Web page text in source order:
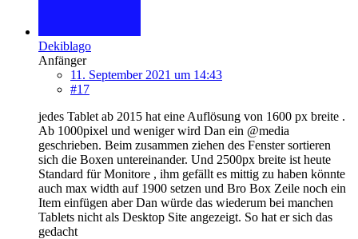
Dekiblago
Anfänger
11. September 2021 um 14:43
#17
jedes Tablet ab 2015 hat eine Auflösung von 1600 px breite .
Ab 1000pixel und weniger wird Dan ein @media
geschrieben. Beim zusammen ziehen des Fenster sortieren
sich die Boxen untereinander. Und 2500px breite ist heute
Standard für Monitore , ihm gefällt es mittig zu haben könnte
auch max width auf 1900 setzen und Bro Box Zeile noch ein
Item einfügen aber Dan würde das wiederum bei manchen
Tablets nicht als Desktop Site angezeigt. So hat er sich das
gedacht